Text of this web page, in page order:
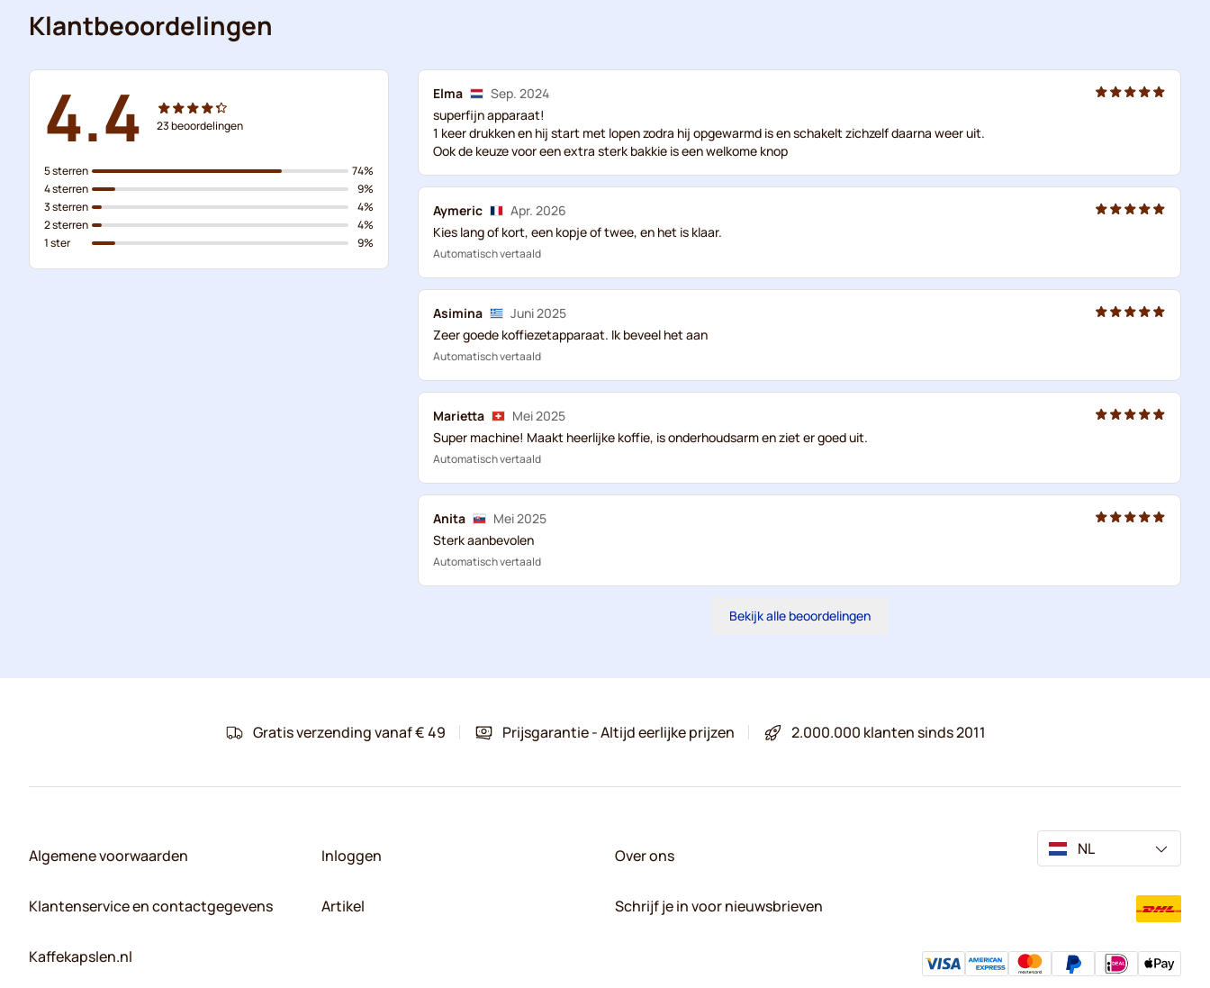
Klantbeoordelingen
4.4 23beoordelingen
5 sterren
4 sterren
3 sterren
2 sterren
1 ster
74%
9%
4%
4%
9%
Elma
Sep. 2024
superfijn apparaat!
1 keer drukken en hij start met lopen zodra hij opgewarmd is en schakelt zichzelf daarna weer uit.
Ook de keuze voor een extra sterk bakkie is een welkome knop
Aymeric
Apr. 2026
Kies lang of kort, een kopje of twee, en het is klaar.
Automatisch vertaald
Asimina
Juni 2025
Zeer goede koffiezetapparaat. Ik beveel het aan
Automatisch vertaald
Marietta
Mei 2025
Super machine! Maakt heerlijke koffie, is onderhoudsarm en ziet er goed uit.
Automatisch vertaald
Anita
Mei 2025
Sterk aanbevolen
Automatisch vertaald
Bekijk alle beoordelingen
Gratis verzending vanaf € 49 Prijsgarantie - Altijd eerlijke prijzen 2.000.000 klanten sinds 2011
Algemene voorwaarden
Klantenservice en contactgegevens
Kaffekapslen.nl
Inloggen
Artikel
Over ons
Schrijf je in voor nieuwsbrieven
NL